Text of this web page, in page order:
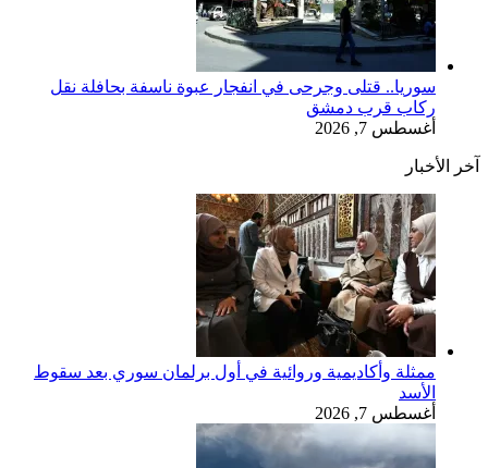
سوريا.. قتلى وجرحى في انفجار عبوة ناسفة بحافلة نقل
ركاب قرب دمشق
أغسطس 7, 2026
آخر الأخبار
ممثلة وأكاديمية وروائية في أول برلمان سوري بعد سقوط
الأسد
أغسطس 7, 2026